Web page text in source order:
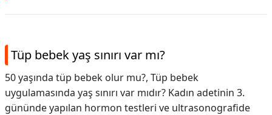
Tüp bebek yaş sınırı var mı?
50 yaşında tüp bebek olur mu?, Tüp bebek
uygulamasında yaş sınırı var mıdır? Kadın adetinin 3.
gününde yapılan hormon testleri ve ultrasonografide